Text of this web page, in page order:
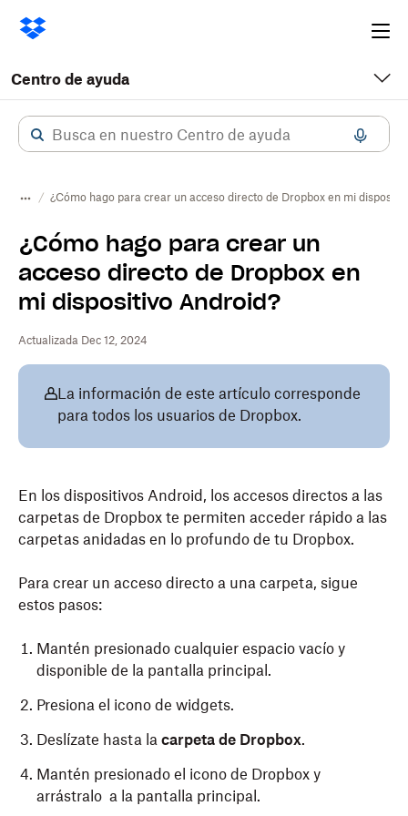
Centro de ayuda
¿Cómo hago para crear un acceso directo de Dropbox en mi
¿Cómo hago para crear un
acceso directo de Dropbox en
mi dispositivo Android?
Actualizada Dec 12, 2024
La información de este artículo corresponde
para todos los usuarios de Dropbox.
En los dispositivos Android, los accesos directos a las
carpetas de Dropbox te permiten acceder rápido a las
carpetas anidadas en lo profundo de tu Dropbox.
Para crear un acceso directo a una carpeta, sigue
estos pasos:
Mantén presionado cualquier espacio vacío y
disponible de la pantalla principal.
Presiona el icono de widgets.
Deslízate hasta la carpeta de Dropbox.
Mantén presionado el icono de Dropbox y
arrástralo a la pantalla principal.